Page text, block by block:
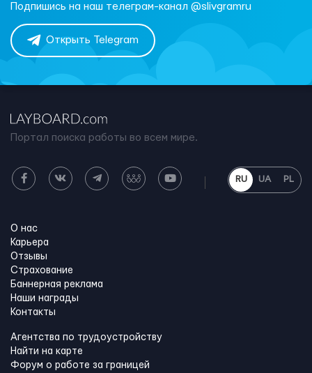
Подпишись на наш телеграм-канал @slivgramru
Открыть Telegram
Портал поиска работы во всем мире.
RU UA PL
О нас
Карьера
Отзывы
Страхование
Баннерная реклама
Наши награды
Контакты
Агентства по трудоустройству
Найти на карте
Форум о работе за границей